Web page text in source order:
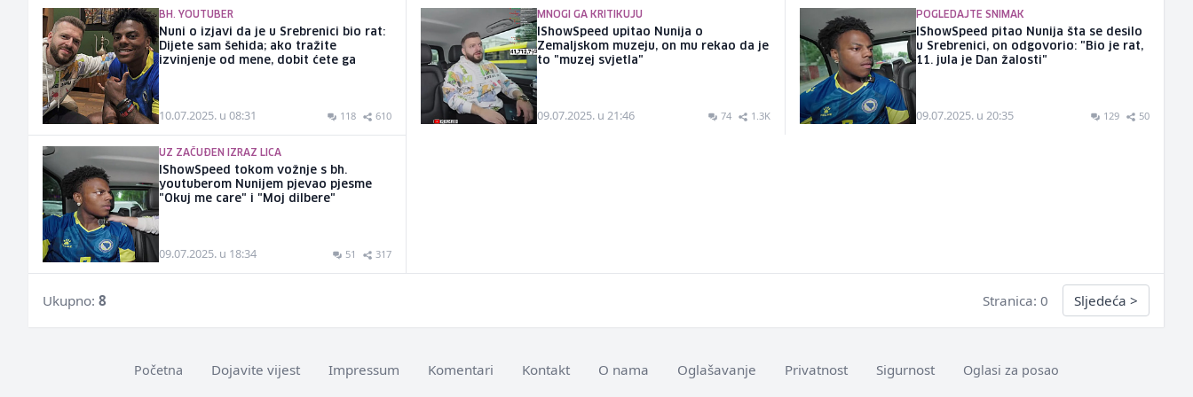
BH. YOUTUBER
Nuni o izjavi da je u Srebrenici bio rat:
Dijete sam šehida; ako tražite
izvinjenje od mene, dobit ćete ga
10.07.2025. u 08:31 118 610
MNOGI GA KRITIKUJU
IShowSpeed upitao Nunija o
Zemaljskom muzeju, on mu rekao da je
to "muzej svjetla"
09.07.2025. u 21:46 74 1.3K
POGLEDAJTE SNIMAK
IShowSpeed pitao Nunija šta se desilo
u Srebrenici, on odgovorio: "Bio je rat,
11. jula je Dan žalosti"
09.07.2025. u 20:35 129 50
UZ ZAČUĐEN IZRAZ LICA
IShowSpeed tokom vožnje s bh.
youtuberom Nunijem pjevao pjesme
"Okuj me care" i "Moj dilbere"
09.07.2025. u 18:34 51 317
Ukupno: 8 Stranica: 0 Sljedeća >
Početna Dojavite vijest Impressum Komentari Kontakt O nama Oglašavanje Privatnost Sigurnost Oglasi za posao